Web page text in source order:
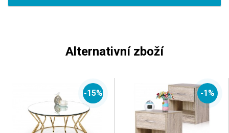
Alternativní zboží
-15% -1%